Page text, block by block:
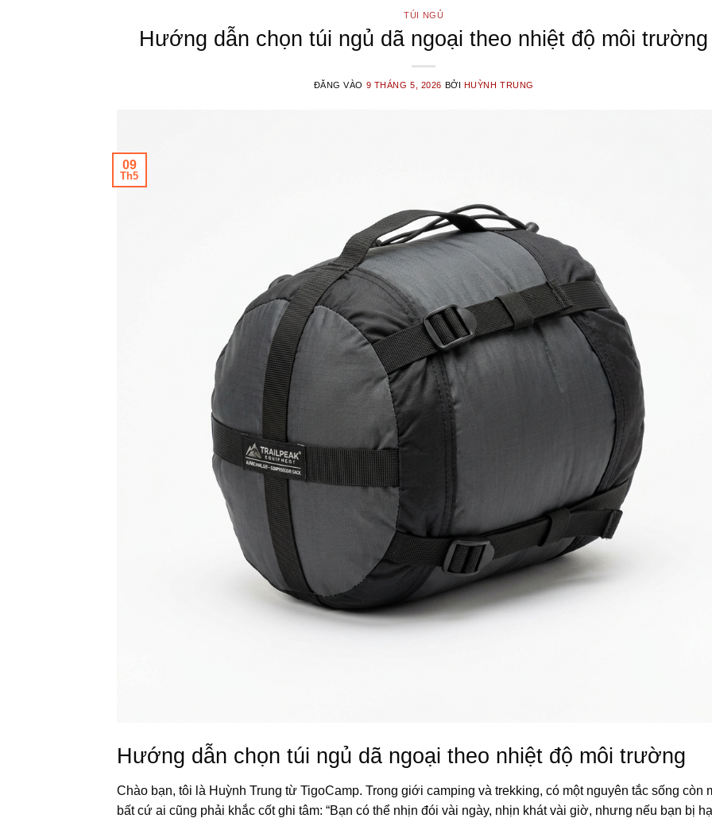
TÚI NGỦ
Hướng dẫn chọn túi ngủ dã ngoại theo nhiệt độ môi trường
ĐĂNG VÀO 9 THÁNG 5, 2026 BỞI HUỲNH TRUNG
09
Th5
Hướng dẫn chọn túi ngủ dã ngoại theo nhiệt độ môi trường
Chào bạn, tôi là Huỳnh Trung từ TigoCamp. Trong giới camping và trekking, có một nguyên tắc sống còn
bất cứ ai cũng phải khắc cốt ghi tâm: “Bạn có thể nhịn đói vài ngày, nhịn khát vài giờ, nhưng nếu bạn bị hạ